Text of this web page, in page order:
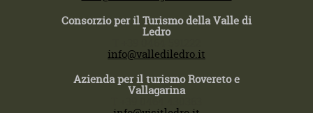
Consorzio per il Turismo della Valle di
Ledro
info@vallediledro.it
Azienda per il turismo Rovereto e
Vallagarina